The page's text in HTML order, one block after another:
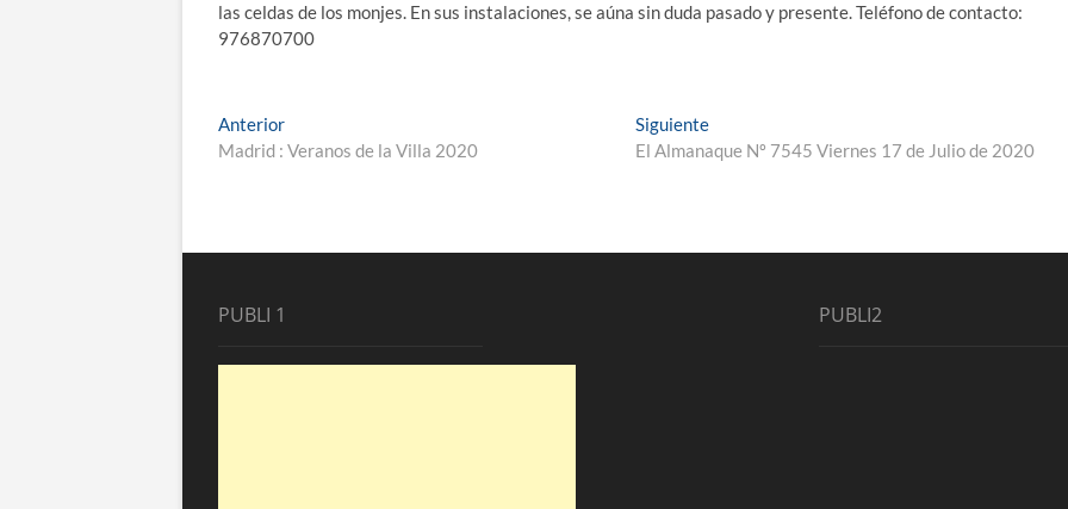
las celdas de los monjes. En sus instalaciones, se aúna sin duda pasado y presente. Teléfono de contacto:
976870700
Navegación
de
AnteriorEntrada
anterior:
Madrid : Veranos de la Villa 2020
SiguienteEntrada
siguiente:
El Almanaque Nº 7545 Viernes 17 de Julio de 2020
PUBLI 1 PUBLI2